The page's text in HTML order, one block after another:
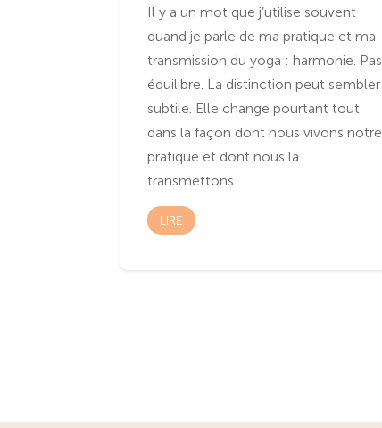
Il y a un mot que j’utilise souvent
quand je parle de ma pratique et ma
transmission du yoga : harmonie. Pas
équilibre. La distinction peut sembler
subtile. Elle change pourtant tout
dans la façon dont nous vivons notre
pratique et dont nous la
transmettons....
LIRE